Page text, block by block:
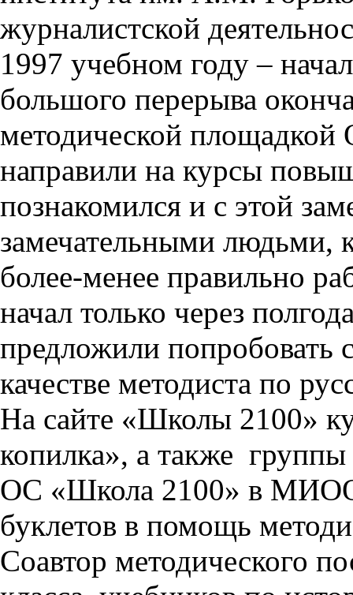
журналистской
1997 учебном году –
большого перерыва
методической
направили на курсы
познакомился и с этой
замечательными людьми,
более-менее правильно
начал только через
предложили
качестве методиста по
На сайте «Школы 2100»
копилка», а также группы
ОС «Школа 2100» в МИОО,
буклетов в помощь
Соавтор методического